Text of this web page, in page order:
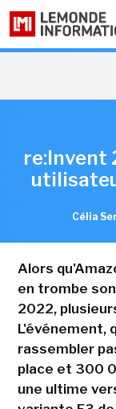
re:Invent
Célia
Alors
en trombe
2022,
L'événement,
rassembler
place et 300
une ultime